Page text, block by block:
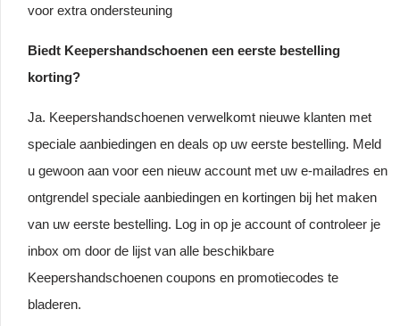
voor extra ondersteuning
Biedt Keepershandschoenen een eerste bestelling
korting?
Ja. Keepershandschoenen verwelkomt nieuwe klanten met
speciale aanbiedingen en deals op uw eerste bestelling. Meld
u gewoon aan voor een nieuw account met uw e-mailadres en
ontgrendel speciale aanbiedingen en kortingen bij het maken
van uw eerste bestelling. Log in op je account of controleer je
inbox om door de lijst van alle beschikbare
Keepershandschoenen coupons en promotiecodes te
bladeren.